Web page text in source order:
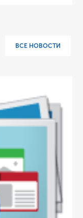
ВСЕ НОВОСТИ